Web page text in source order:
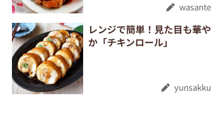
wasante
レンジで簡単！見た目も華や
か「チキンロール」
yunsakku